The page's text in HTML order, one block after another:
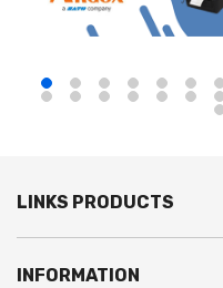
LINKS PRODUCTS
INFORMATION